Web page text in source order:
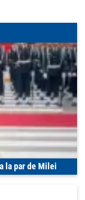
la par de Milei